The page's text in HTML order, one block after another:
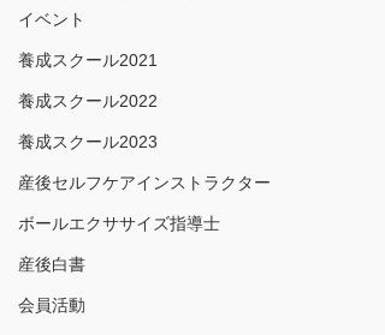
イベント
養成スクール2021
養成スクール2022
養成スクール2023
産後セルフケアインストラクター
ボールエクササイズ指導士
産後白書
会員活動